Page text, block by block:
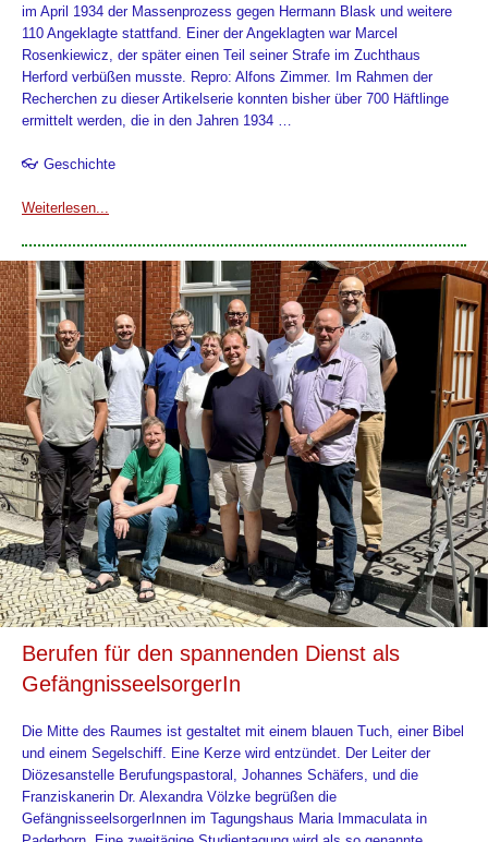
im April 1934 der Massenprozess gegen Hermann Blask und weitere
110 Angeklagte stattfand. Einer der Angeklagten war Marcel
Rosenkiewicz, der später einen Teil seiner Strafe im Zuchthaus
Herford verbüßen musste. Repro: Alfons Zimmer. Im Rahmen der
Recherchen zu dieser Artikelserie konnten bisher über 700 Häftlinge
ermittelt werden, die in den Jahren 1934 …
👓 Geschichte
Weiterlesen...
Berufen für den spannenden Dienst als
GefängnisseelsorgerIn
Die Mitte des Raumes ist gestaltet mit einem blauen Tuch, einer Bibel
und einem Segelschiff. Eine Kerze wird entzündet. Der Leiter der
Diözesanstelle Berufungspastoral, Johannes Schäfers, und die
Franziskanerin Dr. Alexandra Völzke begrüßen die
GefängnisseelsorgerInnen im Tagungshaus Maria Immaculata in